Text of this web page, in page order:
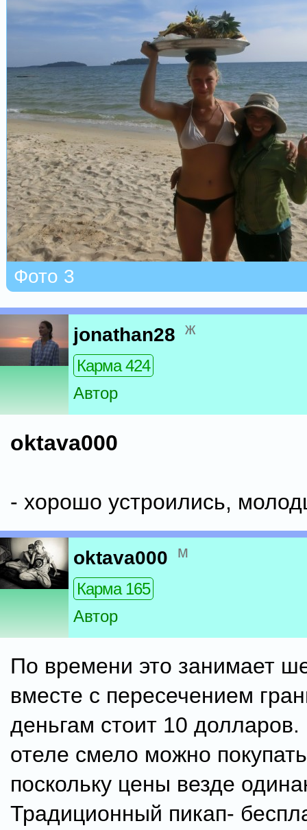
Фото 3
jonathan28 ж
Карма 424
Автор
oktava000
- хорошо устроились,
oktava000 м
Карма 165
Автор
По времени это занимает
вместе с пересечением
деньгам стоит 10
отеле смело можно
поскольку цены везде
Традиционный пикап-